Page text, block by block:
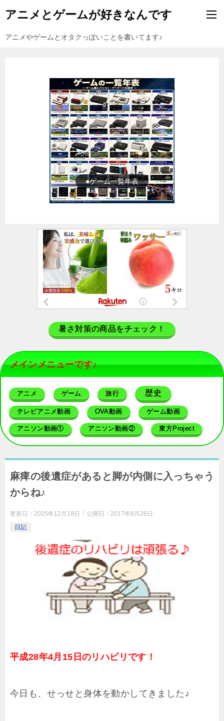
アニメとゲームが好きなんです
アニメやゲームとオタクっぽいことを書いてます♪
●ゲーム一覧年表
暑さ対策の商品をチェック！
メインメニューです♪
アニメ ゲーム 旅行 歴史
テレビアニメ動画 OVA動画 ゲーム動画
アニソン動画① アニソン動画② 東方Project
麻痺の後遺症があると脚が内側に入っちゃう
からね♪
更新日： 2025年12月18日 公開日： 2017年8月26日
日記
平成28年4月15日のリハビリです！
今日も、せっせと身体を動かしてきました♪